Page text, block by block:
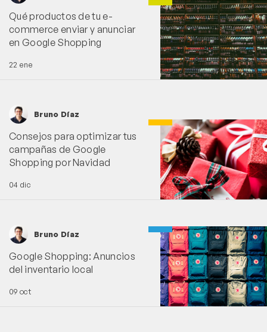
Qué productos de tu e-
commerce enviar y anunciar
en Google Shopping
22 ene
Bruno Díaz
Consejos para optimizar tus
campañas de Google
Shopping por Navidad
04 dic
Bruno Díaz
Google Shopping: Anuncios
del inventario local
09 oct